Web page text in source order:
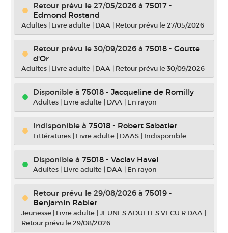
Retour prévu le 27/05/2026 à 75017 -
Edmond Rostand
Adultes | Livre adulte | DAA | Retour prévu le 27/05/2026
Retour prévu le 30/09/2026 à 75018 - Goutte
d'Or
Adultes | Livre adulte | DAA | Retour prévu le 30/09/2026
Disponible à 75018 - Jacqueline de Romilly
Adultes | Livre adulte | DAA | En rayon
Indisponible à 75018 - Robert Sabatier
Littératures | Livre adulte | DAAS | Indisponible
Disponible à 75018 - Vaclav Havel
Adultes | Livre adulte | DAA | En rayon
Retour prévu le 29/08/2026 à 75019 -
Benjamin Rabier
Jeunesse | Livre adulte |JEUNES ADULTES VECU R DAA |
Retour prévu le 29/08/2026